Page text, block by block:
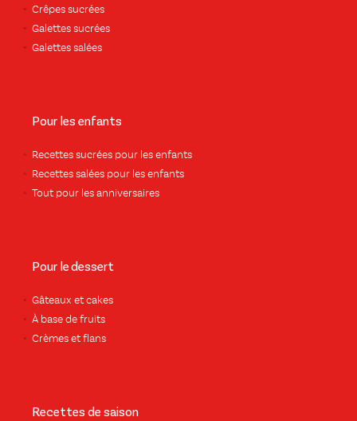
Crêpes sucrées
Galettes sucrées
Galettes salées
Pour les enfants
Recettes sucrées pour les enfants
Recettes salées pour les enfants
Tout pour les anniversaires
Pour le dessert
Gâteaux et cakes
À base de fruits
Crèmes et flans
Recettes de saison